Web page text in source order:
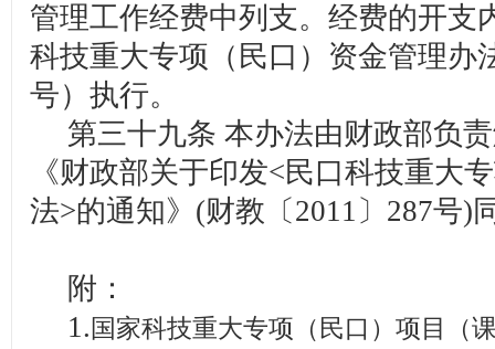
管理工作经费中列支。经费的开支
科技重大专项（民口）资金管理办
号）执行。
第三十九条 本办法由财政部负
《财政部关于印发<民口科技重大
法>的通知》(财教〔2011〕287号)
附：
1. 国家科技重大专项（民口）项目（